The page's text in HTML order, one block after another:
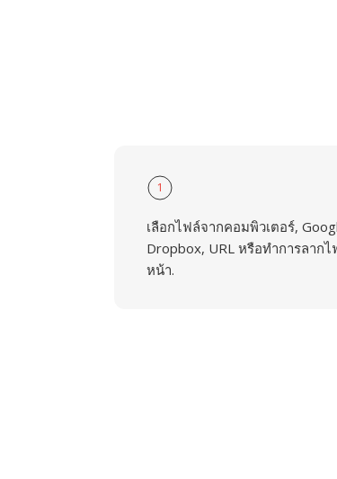
1
เลือกไฟล์จากคอมพิวเตอร์,
Dropbox, URL หรือทำการลาก
หน้า.